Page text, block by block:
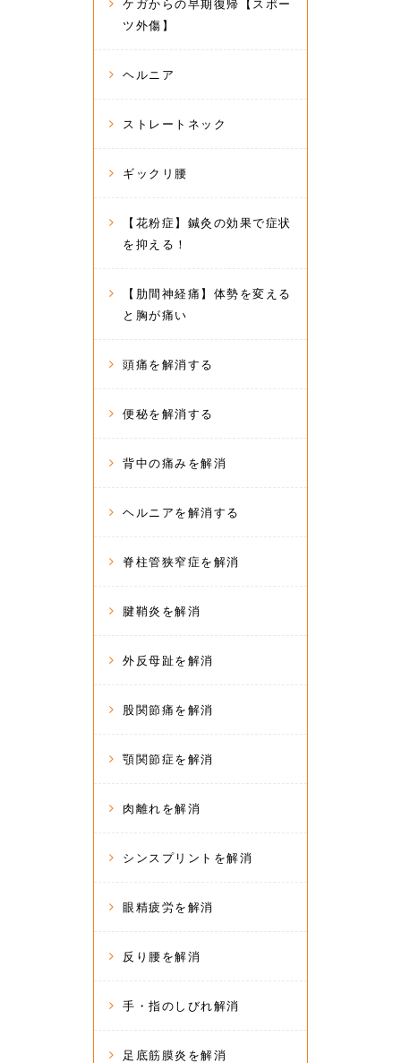
ケガからの早期復帰【スポー
ツ外傷】
ヘルニア
ストレートネック
ギックリ腰
【花粉症】鍼灸の効果で症状
を抑える！
【肋間神経痛】体勢を変える
と胸が痛い
頭痛を解消する
便秘を解消する
背中の痛みを解消
ヘルニアを解消する
脊柱管狭窄症を解消
腱鞘炎を解消
外反母趾を解消
股関節痛を解消
顎関節症を解消
肉離れを解消
シンスプリントを解消
眼精疲労を解消
反り腰を解消
手・指のしびれ解消
足底筋膜炎を解消